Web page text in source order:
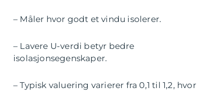
– Måler hvor godt et vindu isolerer.
– Lavere U-verdi betyr bedre
isolasjonsegenskaper.
– Typisk valuering varierer fra 0,1 til 1,2, hvor